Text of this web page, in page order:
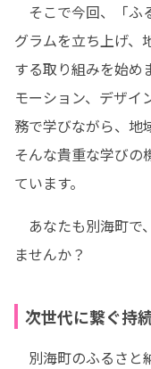
そこで今回、「ふ
グラムを立ち上げ、
する取り組みを始め
モーション、デザ
務で学びながら、地
そんな貴重な学びの
ています。
あなたも別海町で
ませんか？
次世代に繋ぐ持
別海町のふるさと